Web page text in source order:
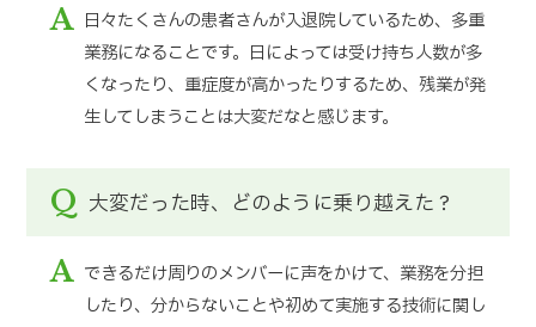
A 日々たくさんの患者さんが入退院しているため、多重
業務になることです。日によっては受け持ち人数が多
くなったり、重症度が高かったりするため、残業が発
生してしまうことは大変だなと感じます。
Q 大変だった時、どのように乗り越えた？
A できるだけ周りのメンバーに声をかけて、業務を分担
したり、分からないことや初めて実施する技術に関し